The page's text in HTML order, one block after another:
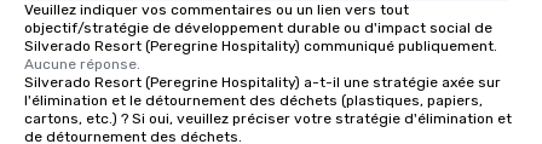
Veuillez indiquer vos commentaires ou un lien vers tout
objectif/stratégie de développement durable ou d'impact social de
Silverado Resort (Peregrine Hospitality) communiqué publiquement.
Aucune réponse.
Silverado Resort (Peregrine Hospitality) a-t-il une stratégie axée sur
l'élimination et le détournement des déchets (plastiques, papiers,
cartons, etc.) ? Si oui, veuillez préciser votre stratégie d'élimination et
de détournement des déchets.